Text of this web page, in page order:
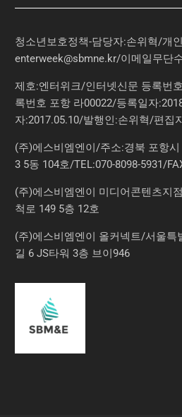
청소년보호정책-담당자:손위혁/개
enterweek@sbmne.kr/이메일무단
제호:엔터위크/인터넷신문 등록번
록번호 포항 라00022/등록일자
자:2017.05.10/발행인:손위혁/편집
(주)에스비엠엔이/주소:경북 포항
3 5동 104호/TEL:070-8098-5931/
(주)에스비엠엔이 미디어콘텐츠지
척로 149 5층 12호
(주)에스비엠엔이 올커넥트/서울특
길 6 JS타워 3층 브이946